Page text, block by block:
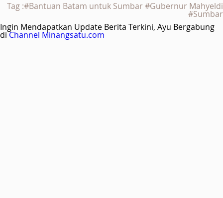
Tag :#Bantuan Batam untuk Sumbar #Gubernur Mahyeldi
#Sumbar
Ingin Mendapatkan Update Berita Terkini, Ayu Bergabung
diChannel Minangsatu.com